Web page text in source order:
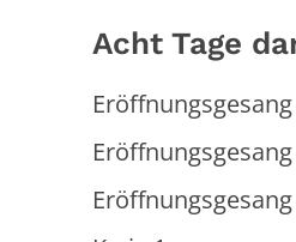
Acht Tage